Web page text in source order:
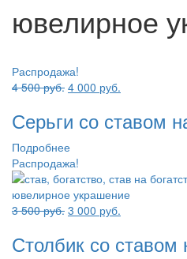
ювелирное
Распродажа!
4 500руб. Первоначальная
составляла
4
500 руб..
4 000 руб.
4
000 руб..
Серьги со ставом
Подробнее
Распродажа!
3 500руб. Первоначальная
составляла
3 000 руб.
3
Столбик со ставом